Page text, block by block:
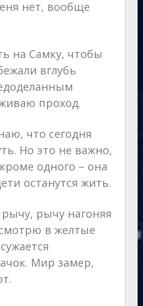
нет, вообще
на Самку, чтобы
вглубь
проход.
что сегодня
Но это не важно,
одного – она
останутся жить.
рычу, рычу нагоняя
в желтые
Мир замер,